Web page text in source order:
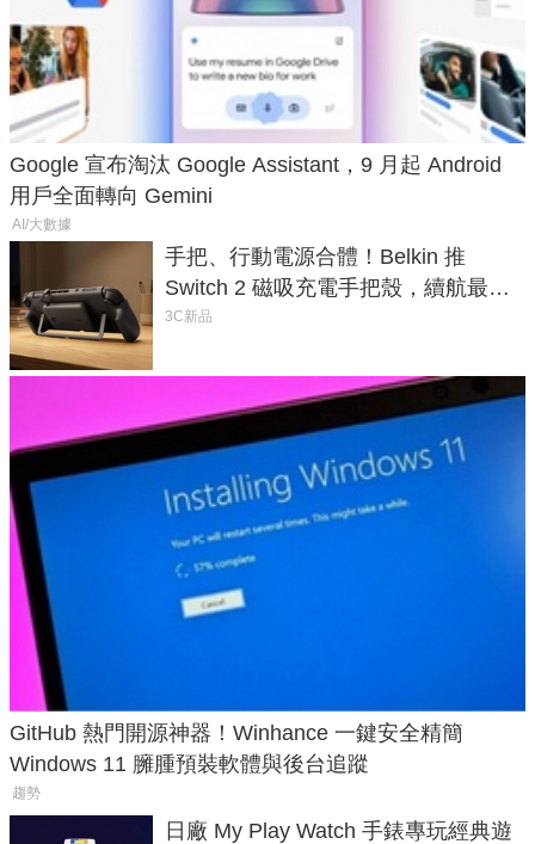
Google 宣布淘汰 Google Assistant，9 月起 Android
用戶全面轉向 Gemini
AI/大數據
手把、行動電源合體！Belkin 推
Switch 2 磁吸充電手把殼，續航最高
延長 1.5 倍
3C新品
GitHub 熱門開源神器！Winhance 一鍵安全精簡
Windows 11 臃腫預裝軟體與後台追蹤
趨勢
日廠 My Play Watch 手錶專玩經典遊